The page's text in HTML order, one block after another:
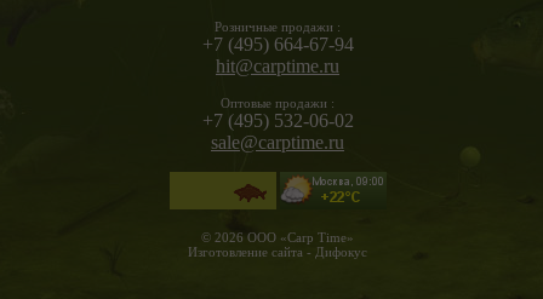
Розничные продажи :
+7 (495) 664-67-94
hit@carptime.ru
Оптовые продажи :
+7 (495) 532-06-02
sale@carptime.ru
© 2026 ООО «Carp Time»
Изготовление сайта - Дифокус